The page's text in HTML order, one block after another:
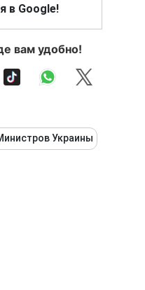
в Google!
вам удобно!
Украины